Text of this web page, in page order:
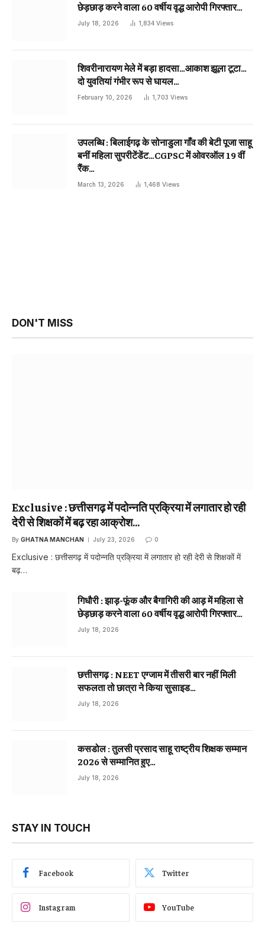
छेड़छाड़ करने वाला 60 वर्षीय वृद्ध आरोपी गिरफ्तार…
July 18, 2026 1,834 Views
शिवरीनारायण मेले में बड़ा हादसा…आकाश झूला टूटा…
दो युवतियां गंभीर रूप से घायल…
February 10, 2026 1,703 Views
उपलब्धि : बिलाईगढ़ के सोनाडुला गाँव की बेटी पूजा साहू
बनीं महिला सुपरीटेंडेंट…CGPSC में ओवरऑल 19 वीं
रैंक…
March 13, 2026 1,468 Views
DON'T MISS
Exclusive : छत्तीसगढ़ में पदोन्नति प्रक्रिया में लगातार हो रही
देरी से शिक्षकों में बढ़ रहा आक्रोश…
By GHATNA MANCHAN July 23, 2026 0
Exclusive : छत्तीसगढ़ में पदोन्नति प्रक्रिया में लगातार हो रही देरी से शिक्षकों में
बढ़…
गिधौरी : झाड़-फूंक और बैगागिरी की आड़ में महिला से
छेड़छाड़ करने वाला 60 वर्षीय वृद्ध आरोपी गिरफ्तार…
July 18, 2026
छत्तीसगढ़ : NEET एग्जाम में तीसरी बार नहीं मिली
सफलता तो छात्रा ने किया सुसाइड…
July 18, 2026
कसडोल : तुलसी प्रसाद साहू राष्ट्रीय शिक्षक सम्मान
2026 से सम्मानित हुए…
July 18, 2026
STAY IN TOUCH
Facebook Twitter
Instagram YouTube